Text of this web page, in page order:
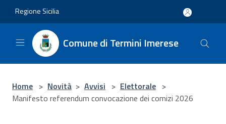
Regione Sicilia
Comune di Termini Imerese
Home > Novità > Avvisi > Elettorale >
Manifesto referendum convocazione dei comizi 2026